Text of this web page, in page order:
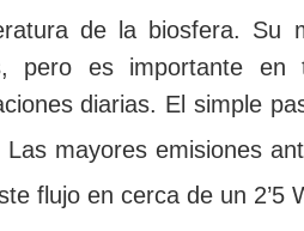
de la biosfera. Su
pero es importante en
diarias. El simple
Las mayores emisiones
flujo en cerca de un 2’5